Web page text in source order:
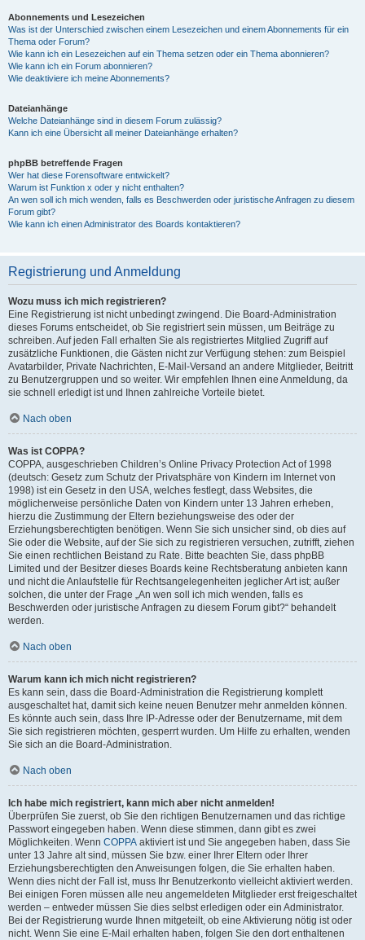
Abonnements und Lesezeichen
Was ist der Unterschied zwischen einem Lesezeichen und einem Abonnements für ein
Thema oder Forum?
Wie kann ich ein Lesezeichen auf ein Thema setzen oder ein Thema abonnieren?
Wie kann ich ein Forum abonnieren?
Wie deaktiviere ich meine Abonnements?
Dateianhänge
Welche Dateianhänge sind in diesem Forum zulässig?
Kann ich eine Übersicht all meiner Dateianhänge erhalten?
phpBB betreffende Fragen
Wer hat diese Forensoftware entwickelt?
Warum ist Funktion x oder y nicht enthalten?
An wen soll ich mich wenden, falls es Beschwerden oder juristische Anfragen zu diesem
Forum gibt?
Wie kann ich einen Administrator des Boards kontaktieren?
Registrierung und Anmeldung
Wozu muss ich mich registrieren?
Eine Registrierung ist nicht unbedingt zwingend. Die Board-Administration
dieses Forums entscheidet, ob Sie registriert sein müssen, um Beiträge zu
schreiben. Auf jeden Fall erhalten Sie als registriertes Mitglied Zugriff auf
zusätzliche Funktionen, die Gästen nicht zur Verfügung stehen: zum Beispiel
Avatarbilder, Private Nachrichten, E-Mail-Versand an andere Mitglieder, Beitritt
zu Benutzergruppen und so weiter. Wir empfehlen Ihnen eine Anmeldung, da
sie schnell erledigt ist und Ihnen zahlreiche Vorteile bietet.
Nach oben
Was ist COPPA?
COPPA, ausgeschrieben Children’s Online Privacy Protection Act of 1998
(deutsch: Gesetz zum Schutz der Privatsphäre von Kindern im Internet von
1998) ist ein Gesetz in den USA, welches festlegt, dass Websites, die
möglicherweise persönliche Daten von Kindern unter 13 Jahren erheben,
hierzu die Zustimmung der Eltern beziehungsweise des oder der
Erziehungsberechtigten benötigen. Wenn Sie sich unsicher sind, ob dies auf
Sie oder die Website, auf der Sie sich zu registrieren versuchen, zutrifft, ziehen
Sie einen rechtlichen Beistand zu Rate. Bitte beachten Sie, dass phpBB
Limited und der Besitzer dieses Boards keine Rechtsberatung anbieten kann
und nicht die Anlaufstelle für Rechtsangelegenheiten jeglicher Art ist; außer
solchen, die unter der Frage „An wen soll ich mich wenden, falls es
Beschwerden oder juristische Anfragen zu diesem Forum gibt?“ behandelt
werden.
Nach oben
Warum kann ich mich nicht registrieren?
Es kann sein, dass die Board-Administration die Registrierung komplett
ausgeschaltet hat, damit sich keine neuen Benutzer mehr anmelden können.
Es könnte auch sein, dass Ihre IP-Adresse oder der Benutzername, mit dem
Sie sich registrieren möchten, gesperrt wurden. Um Hilfe zu erhalten, wenden
Sie sich an die Board-Administration.
Nach oben
Ich habe mich registriert, kann mich aber nicht anmelden!
Überprüfen Sie zuerst, ob Sie den richtigen Benutzernamen und das richtige
Passwort eingegeben haben. Wenn diese stimmen, dann gibt es zwei
Möglichkeiten. Wenn COPPA aktiviert ist und Sie angegeben haben, dass Sie
unter 13 Jahre alt sind, müssen Sie bzw. einer Ihrer Eltern oder Ihrer
Erziehungsberechtigten den Anweisungen folgen, die Sie erhalten haben.
Wenn dies nicht der Fall ist, muss Ihr Benutzerkonto vielleicht aktiviert werden.
Bei einigen Foren müssen alle neu angemeldeten Mitglieder erst freigeschaltet
werden – entweder müssen Sie dies selbst erledigen oder ein Administrator.
Bei der Registrierung wurde Ihnen mitgeteilt, ob eine Aktivierung nötig ist oder
nicht. Wenn Sie eine E-Mail erhalten haben, folgen Sie den dort enthaltenen